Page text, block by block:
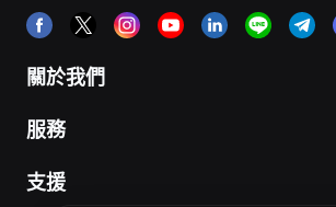
關於我們
服務
支援